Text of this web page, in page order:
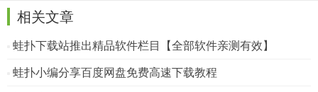
相关文章
蛙扑下载站推出精品软件栏目【全部软件亲测有效】
蛙扑小编分享百度网盘免费高速下载教程